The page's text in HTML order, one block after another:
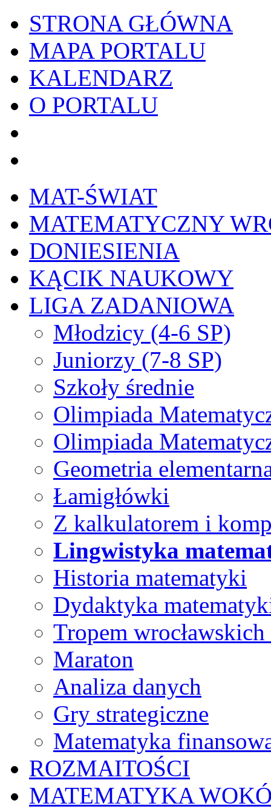
STRONA GŁÓWNA
MAPA PORTALU
KALENDARZ
O PORTALU
MAT-ŚWIAT
MATEMATYCZNY
DONIESIENIA
KĄCIK NAUKOWY
LIGA ZADANIOWA
Młodzicy (4-6 SP)
Juniorzy (7-8 SP)
Szkoły średnie
Olimpiada
Olimpiada
Geometria
Łamigłówki
Z kalkulatorem i
Lingwistyka
Historia matematyki
Dydaktyka
Tropem
Maraton
Analiza danych
Gry strategiczne
Matematyka
ROZMAITOŚCI
MATEMATYKA